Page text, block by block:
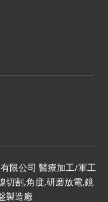
限公司 醫療加工/軍工
切割,角度,研磨放電,鏡
製造廠